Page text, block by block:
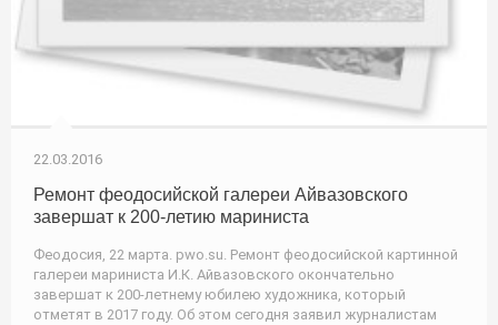
22.03.2016
Ремонт феодосийской галереи Айвазовского
завершат к 200-летию мариниста
Феодосия, 22 марта. pwo.su. Ремонт феодосийской картинной
галереи мариниста И.К. Айвазовского окончательно
завершат к 200-летнему юбилею художника, который
отметят в 2017 году. Об этом сегодня заявил журналистам